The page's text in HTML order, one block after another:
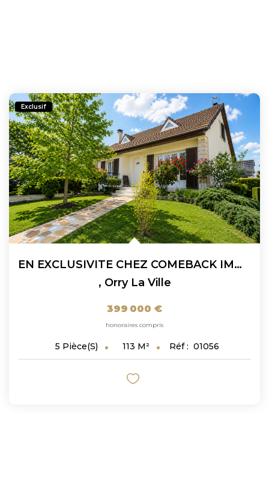
Exclusif
EN EXCLUSIVITE CHEZ COMEBACK IMMOBILIER : Charmante Maison...
, Orry La Ville
399 000 €
honoraires compris
5 Pièce(s) 113 M² Réf : 01056